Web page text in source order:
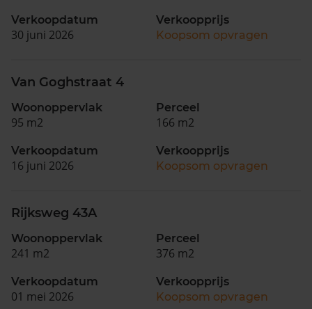
Verkoopdatum
30 juni 2026
Verkoopprijs
Koopsom opvragen
Van Goghstraat 4
Woonoppervlak
95 m2
Perceel
166 m2
Verkoopdatum
16 juni 2026
Verkoopprijs
Koopsom opvragen
Rijksweg 43A
Woonoppervlak
241 m2
Perceel
376 m2
Verkoopdatum
01 mei 2026
Verkoopprijs
Koopsom opvragen